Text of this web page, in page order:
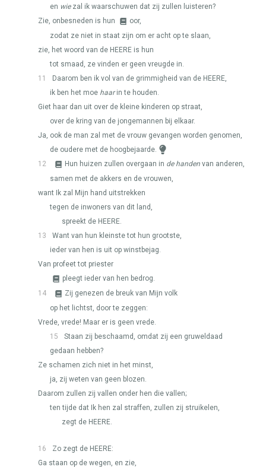
en wiezal ik waarschuwen dat zij zullen luisteren?
Zie, onbesneden is hun
oor,
zodat ze niet in staat zijn om er acht op te slaan,
zie, het woord van de HEERE is hun
tot smaad, ze vinden er geen vreugde in.
11
Daarom ben ik vol van de grimmigheid van de HEERE,
ik ben het moe haarin te houden.
Giet haar dan uit over de kleine kinderen op straat,
over de kring van de jongemannen bij elkaar.
Ja, ook de man zal met de vrouw gevangen worden genomen,
de oudere met de hoogbejaarde.
12
Hun huizen zullen overgaan in de handen van anderen,
samen met de akkers en de vrouwen,
want Ik zal Mijn hand uitstrekken
tegen de inwoners van dit land,
spreekt de HEERE.
13
Want van hun kleinste tot hun grootste,
ieder van hen is uit op winstbejag.
Van profeet tot priester
pleegt ieder van hen bedrog.
14
Zij genezen de breuk van Mijn volk
op het lichtst, door te zeggen:
Vrede, vrede! Maar er is geen vrede.
15
Staan zij beschaamd, omdat zij een gruweldaad
gedaan hebben?
Ze schamen zich niet in het minst,
ja, zij weten van geen blozen.
Daarom zullen zij vallen onder hen die vallen;
ten tijde dat Ik hen zal straffen, zullen zij struikelen,
zegt de HEERE.
16 Zo zegt de HEERE:
Ga staan op de wegen, en zie,